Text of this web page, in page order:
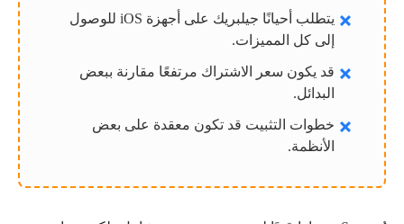
يتطلب أحيانًا جيلبريك على أجهزة iOS للوصول
إلى كل المميزات.
قد يكون سعر الاشتراك مرتفعًا مقارنة ببعض
البدائل.
خطوات التثبيت قد تكون معقدة على بعض
الأنظمة.